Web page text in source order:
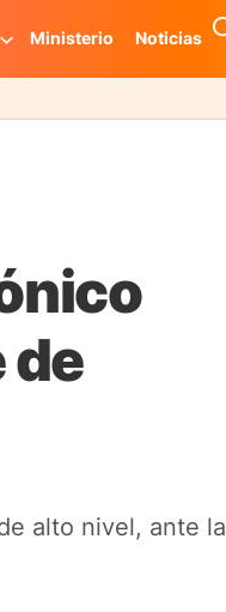
Ministerio Noticias
de
alto nivel, ante la